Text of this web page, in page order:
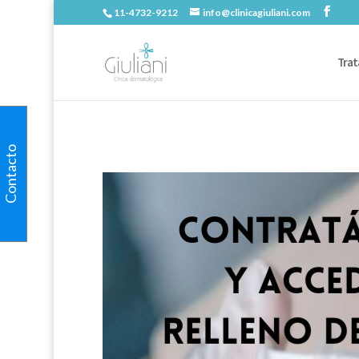
11-4732-9212 info@clinicagiuliani.com
Contacto